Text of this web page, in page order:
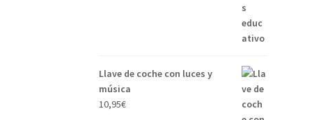
Llave de coche con luces y
música
10,95€